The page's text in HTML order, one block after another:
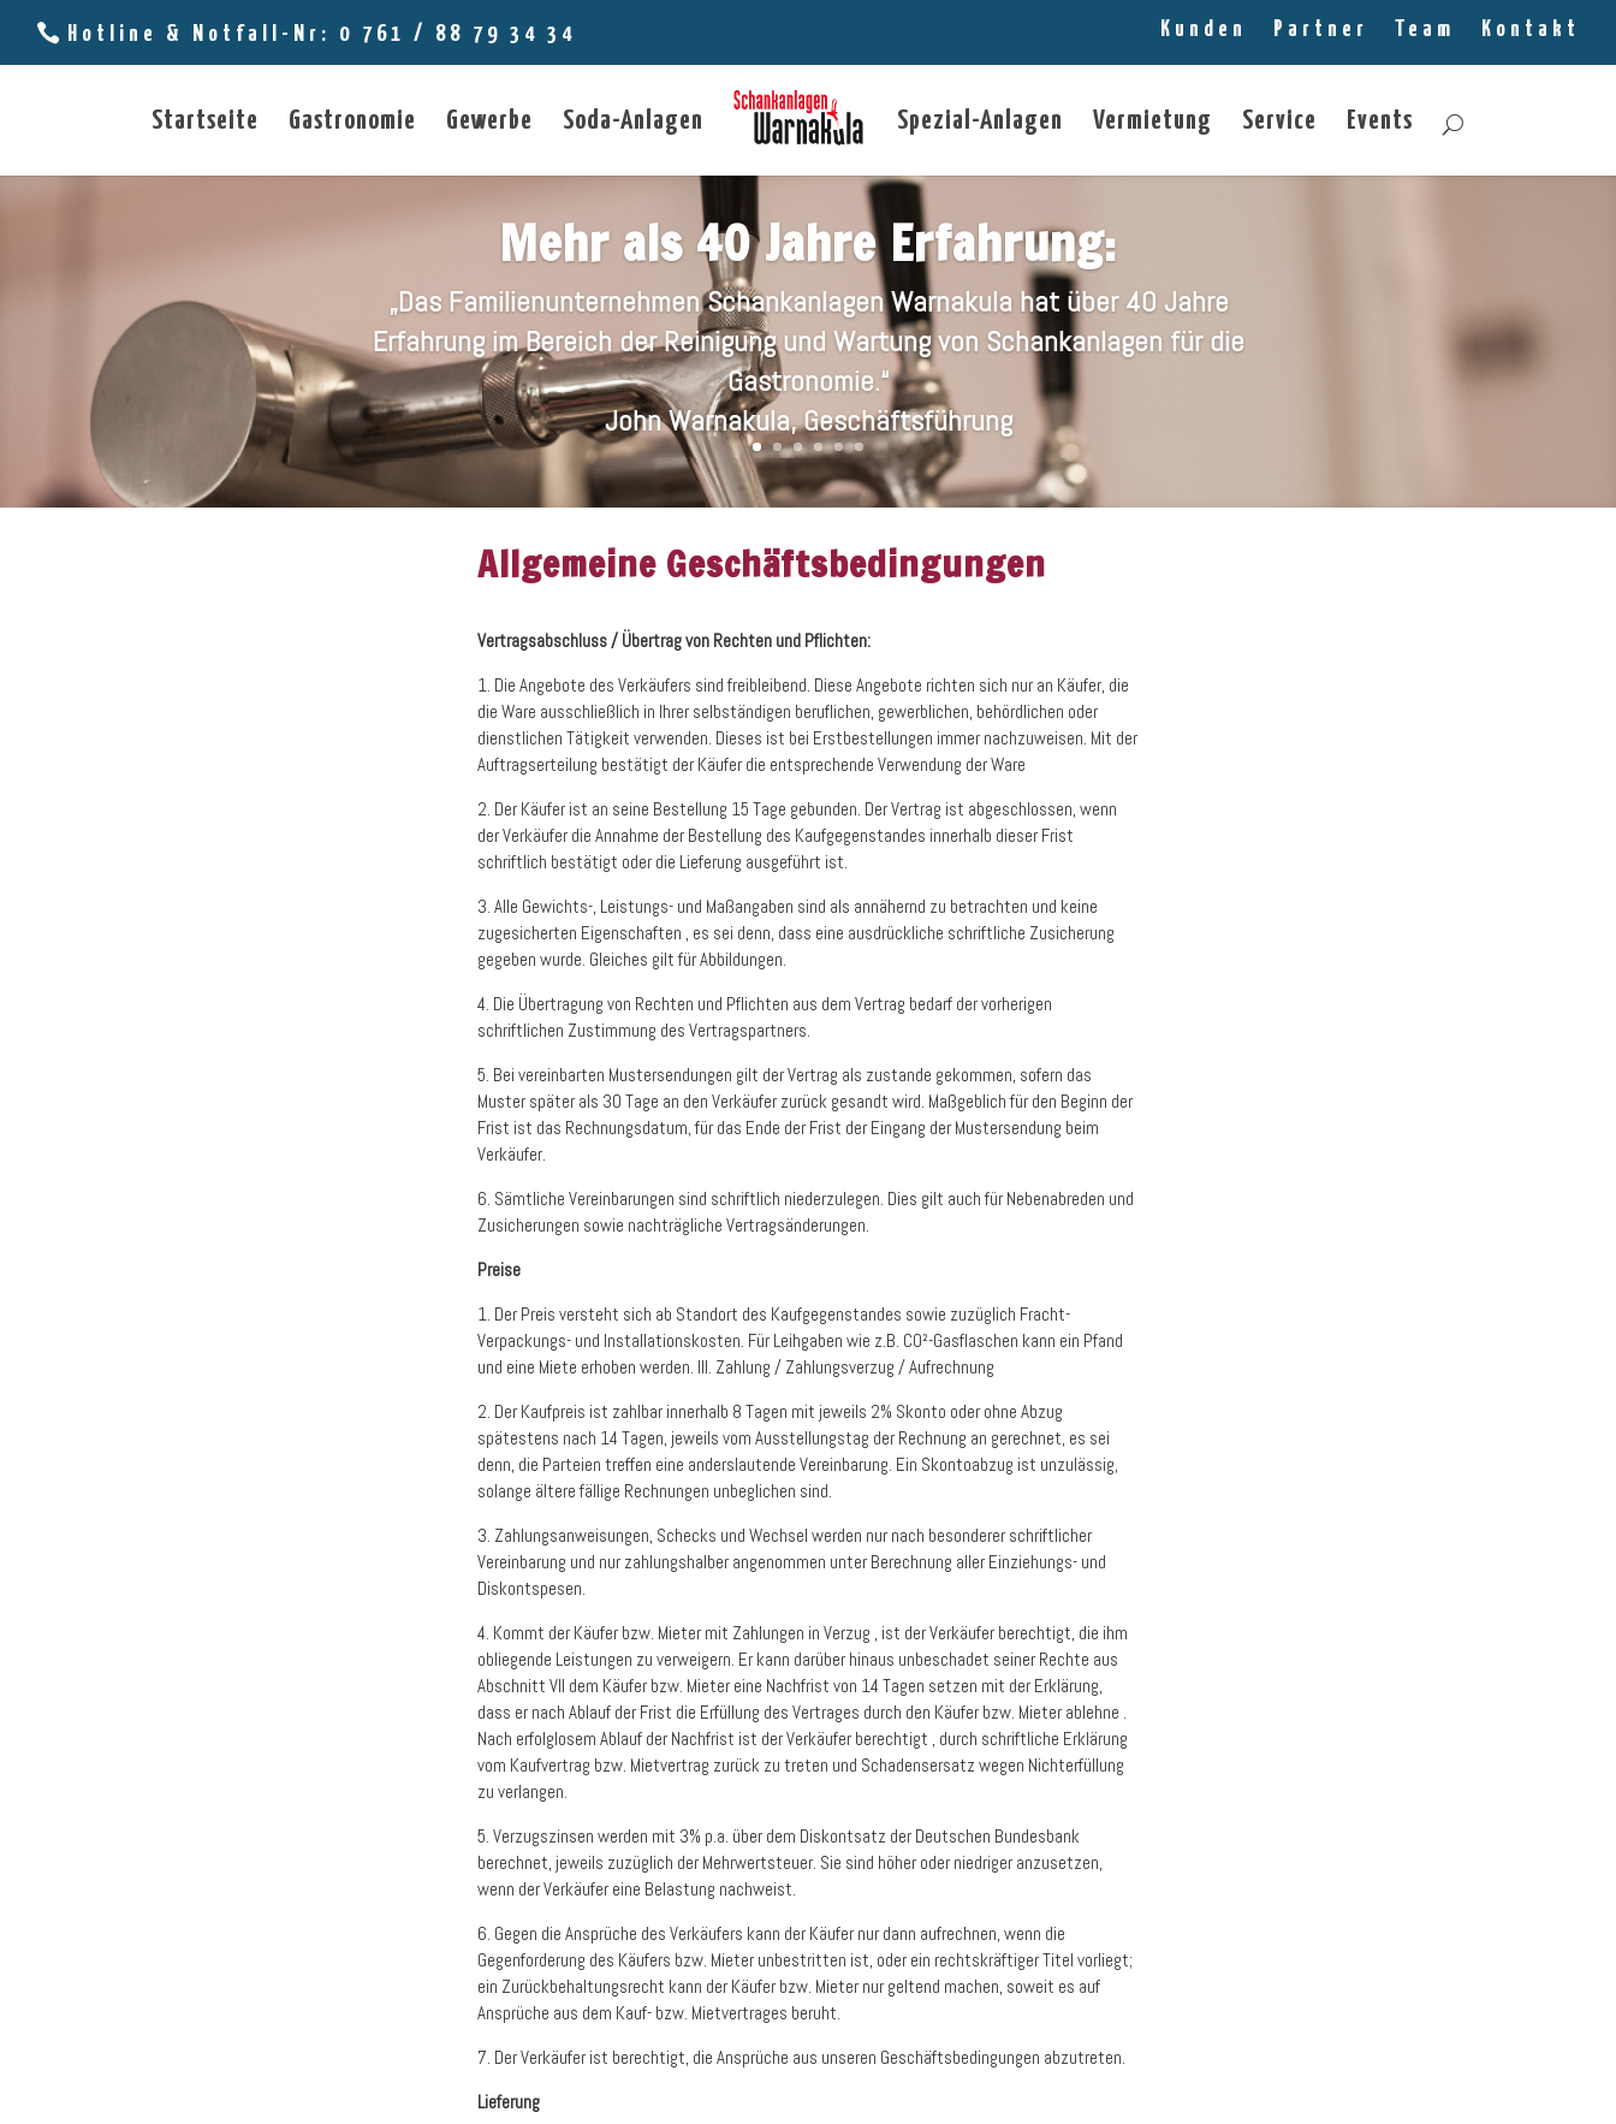
Hotline & Notfall-Nr: 0 761 / 88 79 34 34 Kunden Partner Team Kontakt
Startseite Gastronomie Gewerbe Soda-Anlagen Spezial-Anlagen Vermietung Service Events
Mehr als 40 Jahre Erfahrung:
„Das Familienunternehmen Schankanlagen Warnakula hat über 40 Jahre
Erfahrung im Bereich der Reinigung und Wartung von Schankanlagen für die
Gastronomie.“
John Warnakula, Geschäftsführung
Allgemeine Geschäftsbedingungen
Vertragsabschluss / Übertrag von Rechten und Pflichten:
1. Die Angebote des Verkäufers sind freibleibend. Diese Angebote richten sich nur an Käufer, die
die Ware ausschließlich in Ihrer selbständigen beruflichen, gewerblichen, behördlichen oder
dienstlichen Tätigkeit verwenden. Dieses ist bei Erstbestellungen immer nachzuweisen. Mit der
Auftragserteilung bestätigt der Käufer die entsprechende Verwendung der Ware
2. Der Käufer ist an seine Bestellung 15 Tage gebunden. Der Vertrag ist abgeschlossen, wenn
der Verkäufer die Annahme der Bestellung des Kaufgegenstandes innerhalb dieser Frist
schriftlich bestätigt oder die Lieferung ausgeführt ist.
3. Alle Gewichts-, Leistungs- und Maßangaben sind als annähernd zu betrachten und keine
zugesicherten Eigenschaften , es sei denn, dass eine ausdrückliche schriftliche Zusicherung
gegeben wurde. Gleiches gilt für Abbildungen.
4. Die Übertragung von Rechten und Pflichten aus dem Vertrag bedarf der vorherigen
schriftlichen Zustimmung des Vertragspartners.
5. Bei vereinbarten Mustersendungen gilt der Vertrag als zustande gekommen, sofern das
Muster später als 30 Tage an den Verkäufer zurück gesandt wird. Maßgeblich für den Beginn der
Frist ist das Rechnungsdatum, für das Ende der Frist der Eingang der Mustersendung beim
Verkäufer.
6. Sämtliche Vereinbarungen sind schriftlich niederzulegen. Dies gilt auch für Nebenabreden und
Zusicherungen sowie nachträgliche Vertragsänderungen.
Preise
1. Der Preis versteht sich ab Standort des Kaufgegenstandes sowie zuzüglich Fracht-
Verpackungs- und Installationskosten. Für Leihgaben wie z.B. CO²-Gasflaschen kann ein Pfand
und eine Miete erhoben werden. III. Zahlung / Zahlungsverzug / Aufrechnung
2. Der Kaufpreis ist zahlbar innerhalb 8 Tagen mit jeweils 2% Skonto oder ohne Abzug
spätestens nach 14 Tagen, jeweils vom Ausstellungstag der Rechnung an gerechnet, es sei
denn, die Parteien treffen eine anderslautende Vereinbarung. Ein Skontoabzug ist unzulässig,
solange ältere fällige Rechnungen unbeglichen sind.
3. Zahlungsanweisungen, Schecks und Wechsel werden nur nach besonderer schriftlicher
Vereinbarung und nur zahlungshalber angenommen unter Berechnung aller Einziehungs- und
Diskontspesen.
4. Kommt der Käufer bzw. Mieter mit Zahlungen in Verzug , ist der Verkäufer berechtigt, die ihm
obliegende Leistungen zu verweigern. Er kann darüber hinaus unbeschadet seiner Rechte aus
Abschnitt VII dem Käufer bzw. Mieter eine Nachfrist von 14 Tagen setzen mit der Erklärung,
dass er nach Ablauf der Frist die Erfüllung des Vertrages durch den Käufer bzw. Mieter ablehne .
Nach erfolglosem Ablauf der Nachfrist ist der Verkäufer berechtigt , durch schriftliche Erklärung
vom Kaufvertrag bzw. Mietvertrag zurück zu treten und Schadensersatz wegen Nichterfüllung
zu verlangen.
5. Verzugszinsen werden mit 3% p.a. über dem Diskontsatz der Deutschen Bundesbank
berechnet, jeweils zuzüglich der Mehrwertsteuer. Sie sind höher oder niedriger anzusetzen,
wenn der Verkäufer eine Belastung nachweist.
6. Gegen die Ansprüche des Verkäufers kann der Käufer nur dann aufrechnen, wenn die
Gegenforderung des Käufers bzw. Mieter unbestritten ist, oder ein rechtskräftiger Titel vorliegt;
ein Zurückbehaltungsrecht kann der Käufer bzw. Mieter nur geltend machen, soweit es auf
Ansprüche aus dem Kauf- bzw. Mietvertrages beruht.
7. Der Verkäufer ist berechtigt, die Ansprüche aus unseren Geschäftsbedingungen abzutreten.
Lieferung